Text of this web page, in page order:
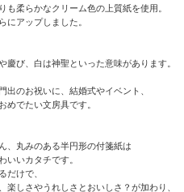
柔らかなクリーム色の上質紙を使用。
にアップしました。
び、白は神聖といった意味があります。
出のお祝いに、結婚式やイベント、
めでたい文房具です。
、丸みのある半円形の付箋紙は
いいカタチです。
だけで、
しさやうれしさとおいしさ？が加わり、